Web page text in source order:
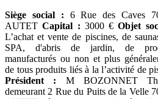
Siège social : 6 Rue des Caves
AUTETCapital : 3000 €Objet
L’achat et vente de piscines, de
SPA, d'abris de jardin, de
manufacturés ou non et plus
de tous produits liés à la l’activité de
Président : M BOZONNET
demeurant 2 Rue du Puits de la Velle